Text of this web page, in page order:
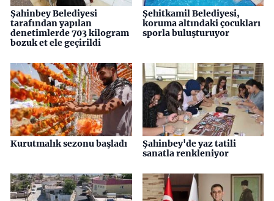
Şahinbey Belediyesi
tarafından yapılan
denetimlerde 703 kilogram
bozuk et ele geçirildi
Şehitkamil Belediyesi,
koruma altındaki çocukları
sporla buluşturuyor
Kurutmalık sezonu başladı
Şahinbey'de yaz tatili
sanatla renkleniyor